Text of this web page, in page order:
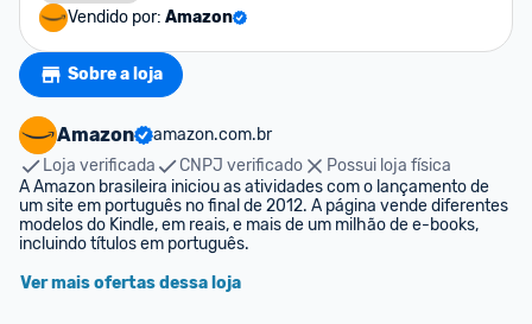
Vendido por: Amazon
Sobre a loja
Amazon
amazon.com.br
Loja verificada
CNPJ verificado
Possui loja física
A Amazon brasileira iniciou as atividades com o lançamento de
um site em português no final de 2012. A página vende diferentes
modelos do Kindle, em reais, e mais de um milhão de e-books,
incluindo títulos em português.
Ver mais ofertas dessa loja